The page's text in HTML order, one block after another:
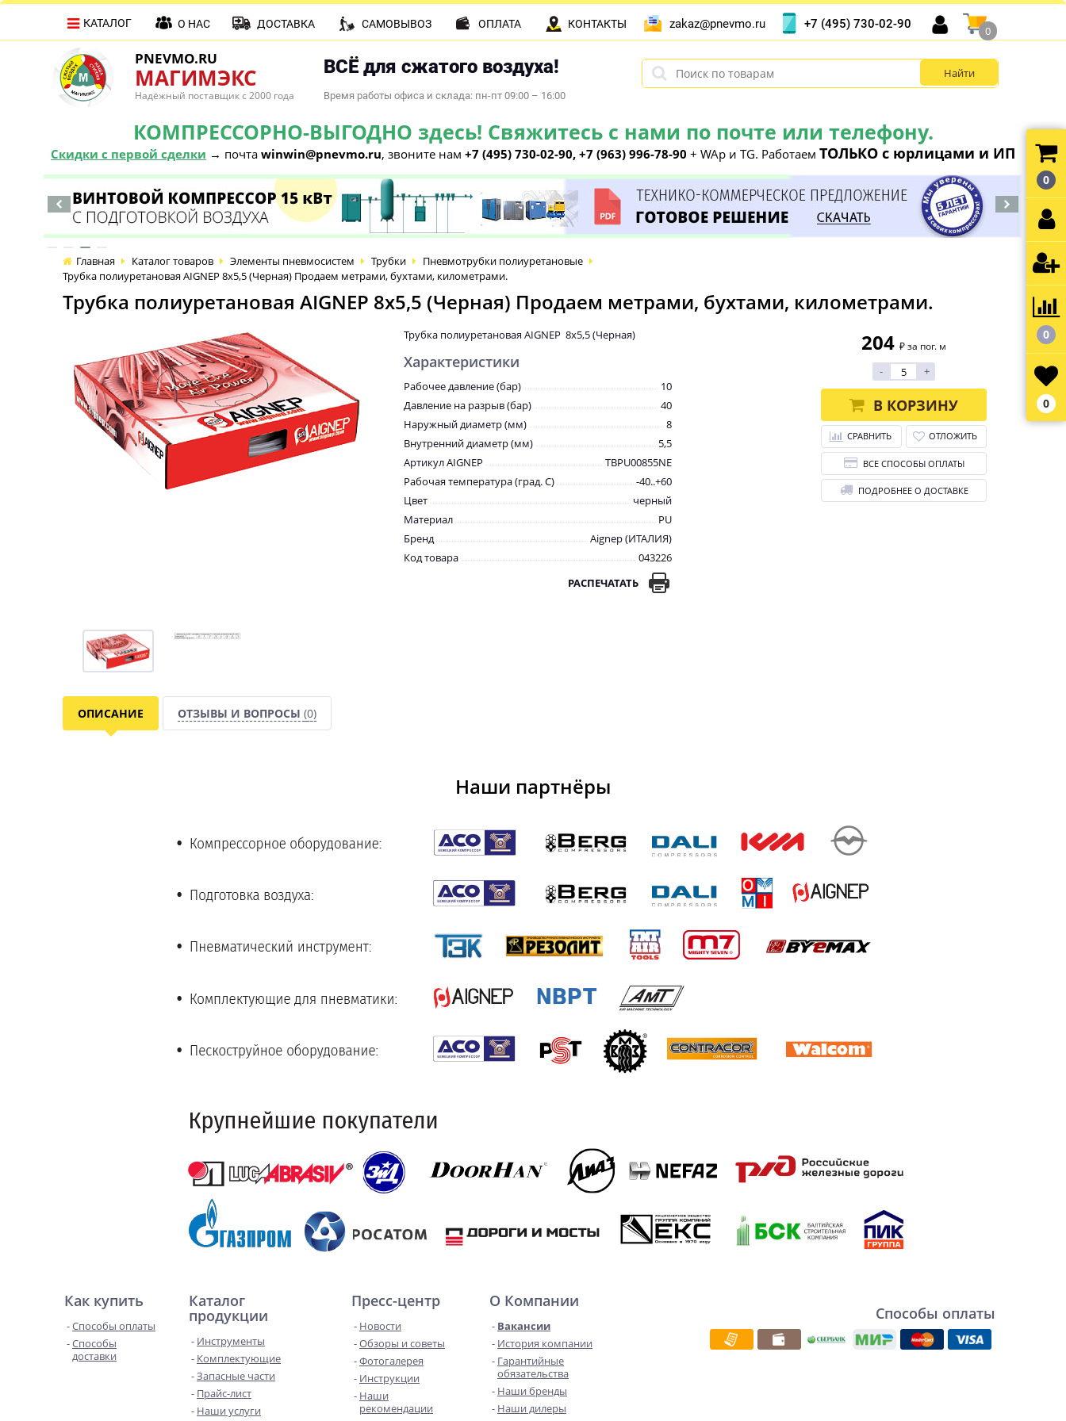
PNEVMO.RU
МАГИМЭКС
Надёжный поставщик с 2000 года
ВСЁ для сжатого воздуха!
Время работы офиса и склада: пн-пт 09:00 – 16:00
КОМПРЕССОРНО-ВЫГОДНО здесь! Свяжитесь с нами по почте или телефону.
Скидки с первой сделки → почта winwin@pnevmo.ru, звоните нам +7 (495) 730-02-90, +7 (963) 996-78-90 + WAp и TG. Работаем ТОЛЬКО с юрлицами и ИП
КАТАЛОГ О НАС ДОСТАВКА САМОВЫВОЗ ОПЛАТА КОНТАКТЫ zakaz@pnevmo.ru +7 (495) 730-02-90
0
Главная Каталог товаров Элементы пневмосистем Трубки
Пневмотрубки полиуретановые
Трубка полиуретановая AIGNEP 8х5,5 (Черная) Продаем метрами, бухтами, километрами.
Трубка полиуретановая AIGNEP 8х5,5 (Черная) Продаем метрами, бухтами, километрами.
Трубка полиуретановая AIGNEP 8х5,5 (Черная)
Характеристики
Рабочее давление (бар)
10
Давление на разрыв (бар)
40
Наружный диаметр (мм)
8
Внутренний диаметр (мм)
5,5
Артикул AIGNEP
TBPU00855NE
Рабочая температура (град. C)
-40..+60
Цвет
черный
Материал
PU
Бренд
Aignep (ИТАЛИЯ)
Код товара
043226
РАСПЕЧАТАТЬ
204 ₽ за пог. м
- +
В КОРЗИНУ
СРАВНИТЬ ОТЛОЖИТЬ
ВСЕ СПОСОБЫ ОПЛАТЫ
ПОДРОБНЕЕ О ДОСТАВКЕ
ОПИСАНИЕ ОТЗЫВЫ И ВОПРОСЫ (0)
Наши партнёры
Как купить
Способы оплаты
Способы
доставки
Каталог
продукции
Инструменты
Комплектующие
Запасные части
Прайс-лист
Наши услуги
Пресс-центр
Новости
Обзоры и советы
Фотогалерея
Инструкции
Наши
рекомендации
О Компании
Вакансии
История компании
Гарантийные
обязательства
Наши бренды
Наши дилеры
Способы оплаты
0
0
0